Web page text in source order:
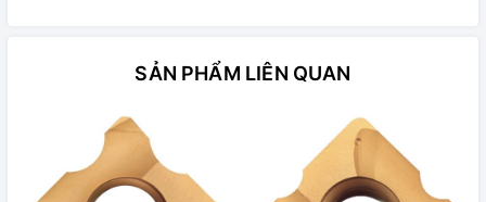
SẢN PHẨM LIÊN QUAN